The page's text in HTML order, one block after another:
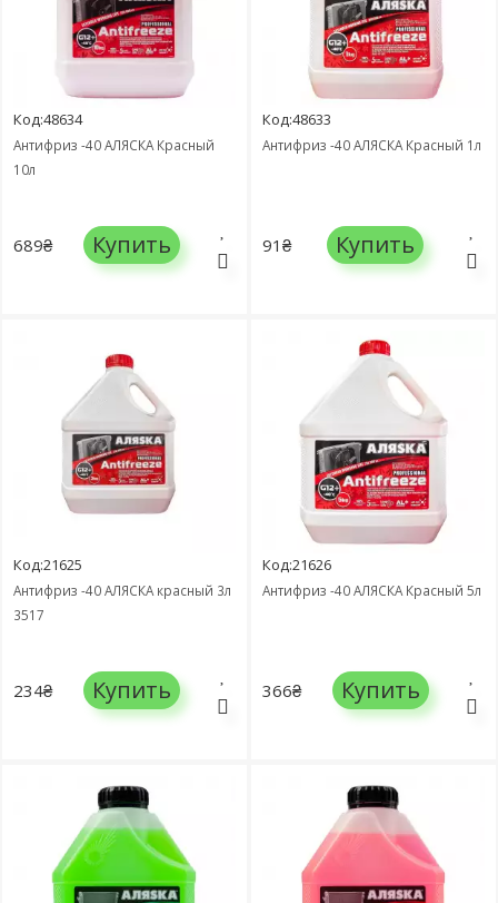
Код:48634
Антифриз -40 АЛЯСКА Красный
10л
689₴ Купить
Код:48633
Антифриз -40 АЛЯСКА Красный 1л
91₴ Купить
Код:21625
Антифриз -40 АЛЯСКА красный 3л
3517
234₴ Купить
Код:21626
Антифриз -40 АЛЯСКА Красный 5л
366₴ Купить